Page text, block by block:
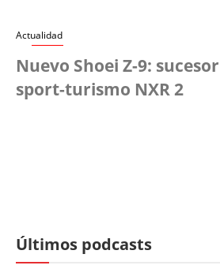
Actualidad
Nuevo Shoei Z-9:
sport-turismo NXR 2
Últimos podcasts